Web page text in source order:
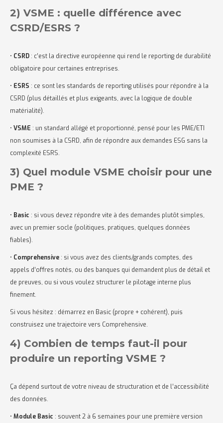
2) VSME : quelle différence avec
CSRD/ESRS ?
• CSRD : c’est la directive européenne qui rend le reporting de durabilité
obligatoire pour certaines entreprises.
• ESRS : ce sont les standards de reporting utilisés pour répondre à la
CSRD (plus détaillés et plus exigeants, avec la logique de double
matérialité).
• VSME : un standard allégé et proportionné, pensé pour les PME/ETI
non soumises à la CSRD, afin de répondre aux demandes ESG sans la
complexité ESRS.
3) Quel module VSME choisir pour une
PME ?
• Basic : si vous devez répondre vite à des demandes plutôt simples,
avec un premier socle (politiques, pratiques, quelques données
fiables).
• Comprehensive : si vous avez des clients/grands comptes, des
appels d’offres notés, ou des banques qui demandent plus de détail et
de preuves, ou si vous voulez structurer le pilotage interne plus
finement.
Si vous hésitez : démarrez en Basic (propre + cohérent), puis
construisez une trajectoire vers Comprehensive.
4) Combien de temps faut-il pour
produire un reporting VSME ?
Ça dépend surtout de votre niveau de structuration et de l’accessibilité
des données.
• Module Basic : souvent 2 à 6 semaines pour une première version